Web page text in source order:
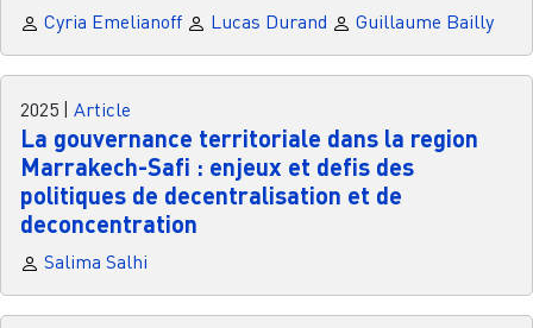
Cyria Emelianoff Lucas Durand Guillaume Bailly
2025 Article
La gouvernance territoriale dans la region
Marrakech-Safi : enjeux et defis des
politiques de decentralisation et de
deconcentration
Salima Salhi